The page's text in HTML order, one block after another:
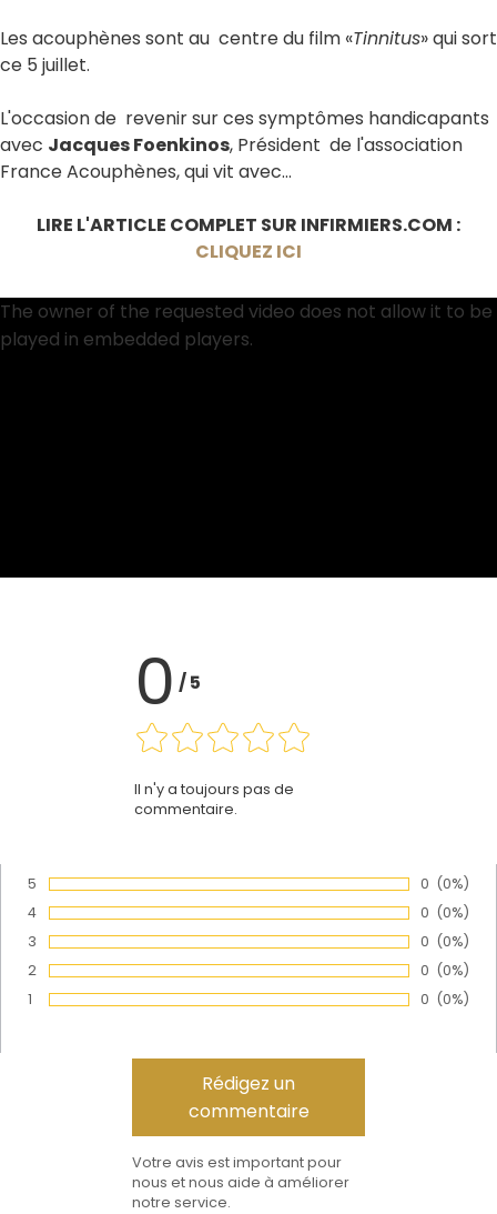
Les acouphènes sont au centre du film «Tinnitus» qui sort
ce 5 juillet.
L'occasion de revenir sur ces symptômes handicapants
avec Jacques Foenkinos, Président de l'association
France Acouphènes, qui vit avec...
LIRE L'ARTICLE COMPLET SUR INFIRMIERS.COM :
CLIQUEZ ICI
The owner of the requested video does not allow it to be
played in embedded players.
0 /5
Il n'y a toujours pas de
commentaire.
5 Nombre
0 (0%)
4 Nombre
0 (0%)
3 Nombre
0 (0%)
2 Nombre
0 (0%)
1 Nombre
0 (0%)
Votre avis est important pour
nous et nous aide à améliorer
notre service.